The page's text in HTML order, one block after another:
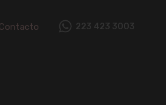
Inicio Propiedades Contacto
Contacto 223 423 3003